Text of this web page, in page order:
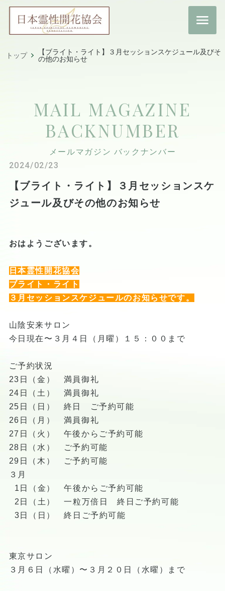
トップ
【ブライト・ライト】３月セッションスケジュール及びそ
の他のお知らせ
MAIL MAGAZINE
BACKNUMBER
メールマガジン バックナンバー
2024/02/23
【ブライト・ライト】３月セッションスケ
ジュール及びその他のお知らせ
おはようございます。
日本霊性開花協会
ブライト・ライト
３月セッションスケジュールのお知らせです。
山陰安来サロン
今日現在〜３月４日（月曜）１５：００まで
ご予約状況
23日（金） 満員御礼
24日（土） 満員御礼
25日（日） 終日 ご予約可能
26日（月） 満員御礼
27日（火） 午後からご予約可能
28日（水） ご予約可能
29日（木） ご予約可能
３月
1日（金） 午後からご予約可能
2日（土） 一粒万倍日 終日ご予約可能
3日（日） 終日ご予約可能
東京サロン
３月６日（水曜）〜３月２０日（水曜）まで